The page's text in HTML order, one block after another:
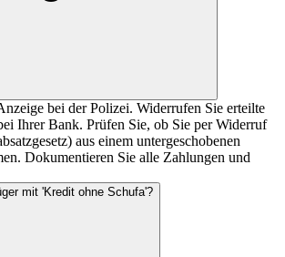
bei der Polizei. Widerrufen Sie erteilte
Ihrer Bank. Prüfen Sie, ob Sie per Widerruf
aus einem untergeschobenen
Dokumentieren Sie alle Zahlungen und
mit 'Kredit ohne Schufa'?